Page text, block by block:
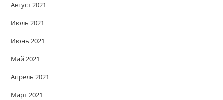
Август 2021
Июль 2021
Июнь 2021
Май 2021
Апрель 2021
Март 2021